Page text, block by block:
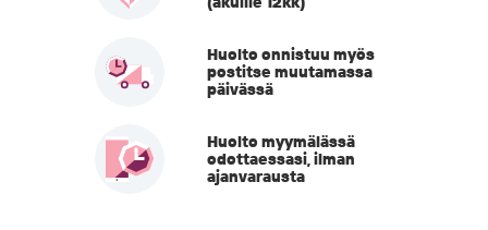
Huolto onnistuu myös
postitse muutamassa
päivässä
Huolto myymälässä
odottaessasi, ilman
ajanvarausta